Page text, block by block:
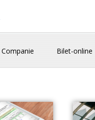
Companie Bilet-online